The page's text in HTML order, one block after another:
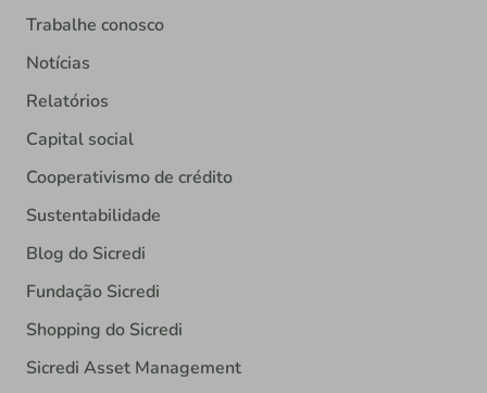
Trabalhe conosco
Notícias
Relatórios
Capital social
Cooperativismo de crédito
Sustentabilidade
Blog do Sicredi
Fundação Sicredi
Shopping do Sicredi
Sicredi Asset Management